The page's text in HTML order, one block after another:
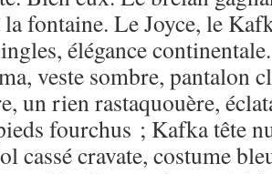
fontaine. Le Joyce, le
élégance
veste sombre, pantalon
un rien rastaquouère,
fourchus ; Kafka tête
cassé cravate, costume